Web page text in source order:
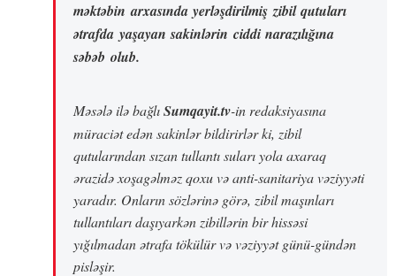
məktəbin arxasında yerləşdirilmiş zibil qutuları
ətrafda yaşayan sakinlərin ciddi narazılığına
səbəb olub.
Məsələ ilə bağlıSumqayit.tv-in redaksiyasına
müraciət edən sakinlər bildirirlər ki, zibil
qutularından sızan tullantı suları yola axaraq
ərazidə xoşagəlməz qoxu və anti-sanitariya vəziyyəti
yaradır. Onların sözlərinə görə, zibil maşınları
tullantıları daşıyarkən zibillərin bir hissəsi
yığılmadan ətrafa tökülür və vəziyyət günü-gündən
pisləşir.